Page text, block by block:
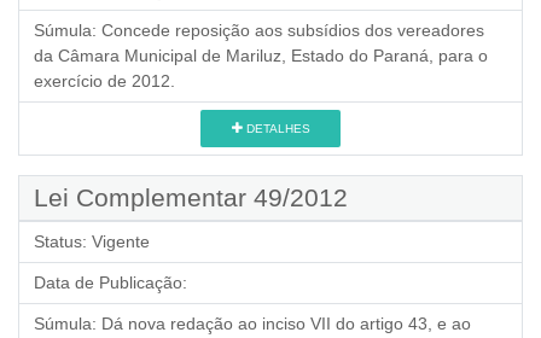
Súmula: Concede reposição aos subsídios dos vereadores
da Câmara Municipal de Mariluz, Estado do Paraná, para o
exercício de 2012.
DETALHES
Lei Complementar 49/2012
Status: Vigente
Data de Publicação:
Súmula: Dá nova redação ao inciso VII do artigo 43, e ao